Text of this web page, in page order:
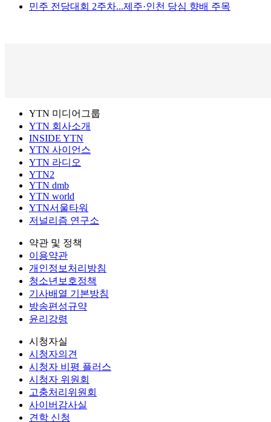
민주 전당대회 2주차...제주·인천 당심 향배 주목
YTN 미디어그룹
YTN 회사소개
INSIDE YTN
YTN 사이언스
YTN 라디오
YTN2
YTN dmb
YTN world
YTN서울타워
저널리즘 연구소
약관 및 정책
이용약관
개인정보처리방침
청소년보호정책
기사배열 기본방침
방송편성규약
윤리강령
시청자실
시청자의견
시청자 비평 플러스
시청자 위원회
고충처리위원회
사이버감사실
견학 신청